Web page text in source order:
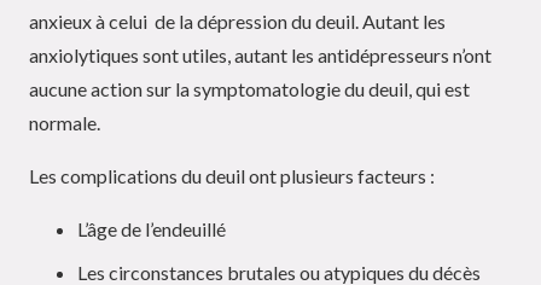
anxieux à celui de la dépression du deuil. Autant les
anxiolytiques sont utiles, autant les antidépresseurs n’ont
aucune action sur la symptomatologie du deuil, qui est
normale.
Les complications du deuil ont plusieurs facteurs :
L’âge de l’endeuillé
Les circonstances brutales ou atypiques du décès